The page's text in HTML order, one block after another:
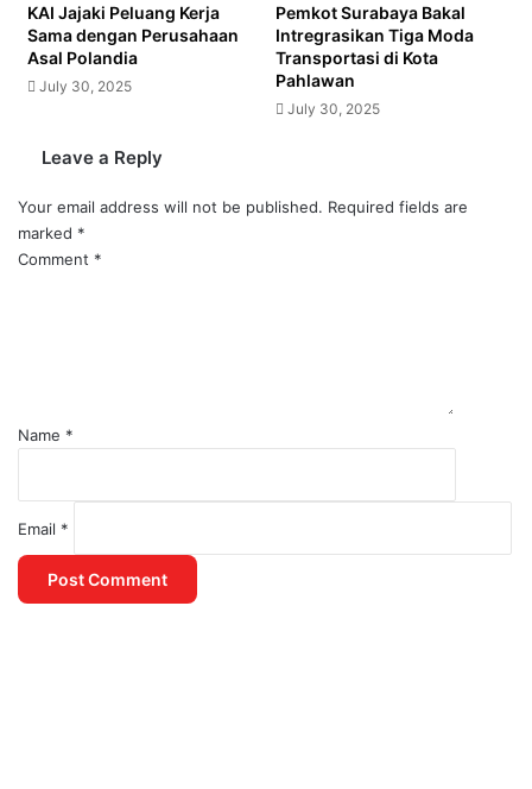
KAI Jajaki Peluang Kerja
Sama dengan Perusahaan
Asal Polandia
July 30, 2025
Pemkot Surabaya Bakal
Intregrasikan Tiga Moda
Transportasi di Kota
Pahlawan
July 30, 2025
Leave a Reply
Your email address will not be published. Required fields are
marked *
Comment *
Name *
Email *